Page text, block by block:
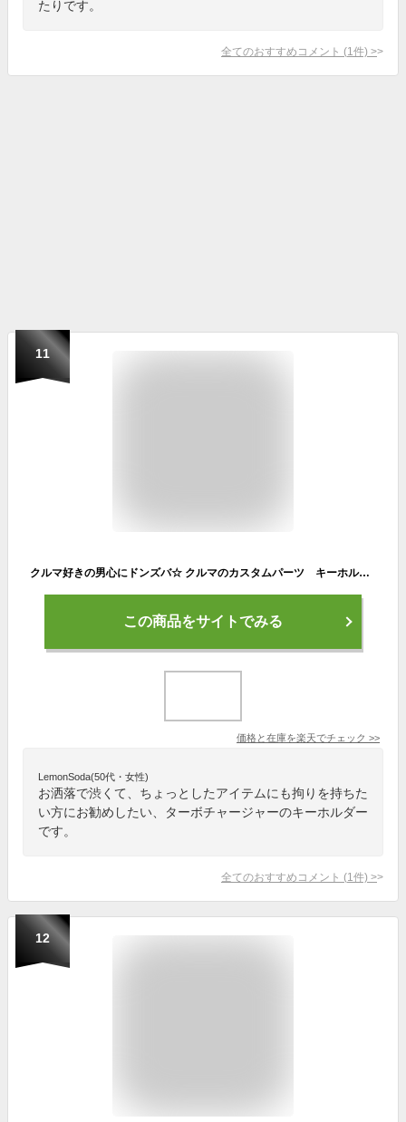
たりです。
全てのおすすめコメント (1 件) >
11
クルマ好きの男心にドンズバ☆ クルマのカスタムパーツ キーホルダー（ターボチャージャー） ■ こだわり派が夢中になる！人気のアメリカ雑貨屋 通販 アメリカ雑貨 アメリカン雑貨 インテリア雑貨 カッコイイ男の部屋！おしゃれ 生活雑貨 カー雑貨 カーグッズ キーリング
この商品をサイトでみる
価格と在庫を楽天でチェック >>
LemonSoda(50代・女性)
お洒落で渋くて、ちょっとしたアイテムにも拘りを持ちた
い方にお勧めしたい、ターボチャージャーのキーホルダー
です。
全てのおすすめコメント (1 件) >
12